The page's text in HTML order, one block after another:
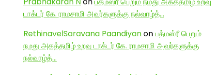
டாக்டர் கே. ராமசாமி அவர்களுக்கு நல்வாழ்த்…
RethinavelSaravana Paandiyanonபத்மஸ்ரீ பெறும்
நமது அகத்தமிழ் உறவு டாக்டர் கே. ராமசாமி அவர்களுக்கு
நல்வாழ்த்…